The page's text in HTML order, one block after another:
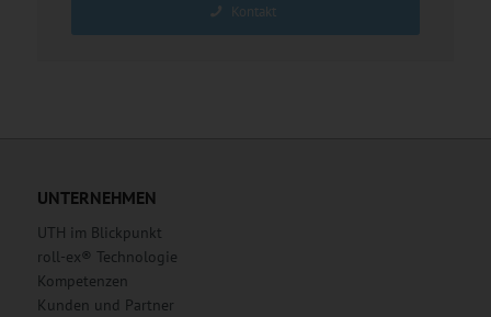
Kontakt
UNTERNEHMEN
UTH im Blickpunkt
roll-ex® Technologie
Kompetenzen
Kunden und Partner